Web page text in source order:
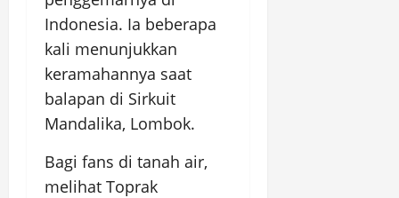
Indonesia. Ia beberapa
kali menunjukkan
keramahannya saat
balapan di Sirkuit
Mandalika, Lombok.
Bagi fans di tanah air,
melihat Toprak